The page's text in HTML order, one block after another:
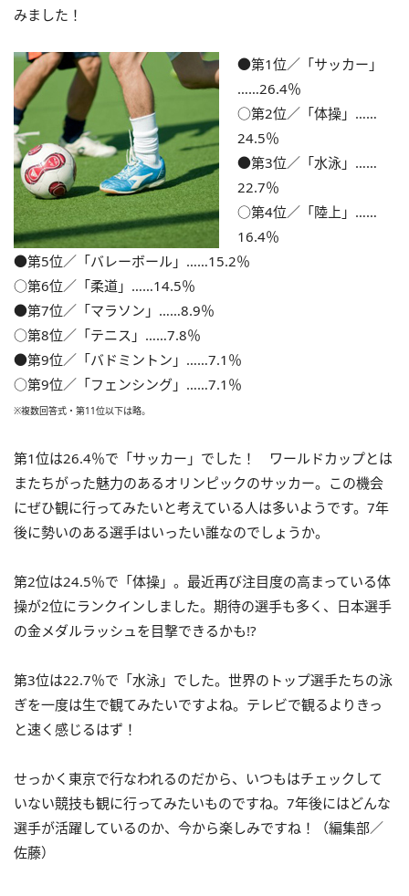
みました！
●第1位／「サッカー」
……26.4％
○第2位／「体操」……
24.5％
●第3位／「水泳」……
22.7％
○第4位／「陸上」……
16.4％
●第5位／「バレーボール」……15.2％
○第6位／「柔道」……14.5％
●第7位／「マラソン」……8.9％
○第8位／「テニス」……7.8％
●第9位／「バドミントン」……7.1％
○第9位／「フェンシング」……7.1％
※複数回答式・第11位以下は略。
第1位は26.4％で「サッカー」でした！ ワールドカップとは
またちがった魅力のあるオリンピックのサッカー。この機会
にぜひ観に行ってみたいと考えている人は多いようです。7年
後に勢いのある選手はいったい誰なのでしょうか。
第2位は24.5％で「体操」。最近再び注目度の高まっている体
操が2位にランクインしました。期待の選手も多く、日本選手
の金メダルラッシュを目撃できるかも!?
第3位は22.7％で「水泳」でした。世界のトップ選手たちの泳
ぎを一度は生で観てみたいですよね。テレビで観るよりきっ
と速く感じるはず！
せっかく東京で行なわれるのだから、いつもはチェックして
いない競技も観に行ってみたいものですね。7年後にはどんな
選手が活躍しているのか、今から楽しみですね！（編集部／
佐藤）